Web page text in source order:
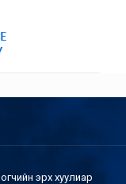
эрх хуулиар